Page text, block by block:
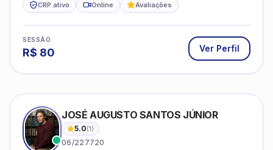
CRP ativo Online Avaliações
SESSÃO
R$ 80 Ver Perfil
JOSÉ AUGUSTO SANTOS JÚNIOR
5.0(1)
06/227720